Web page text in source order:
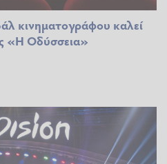
κινηματογράφου καλεί
«Η Οδύσσεια»